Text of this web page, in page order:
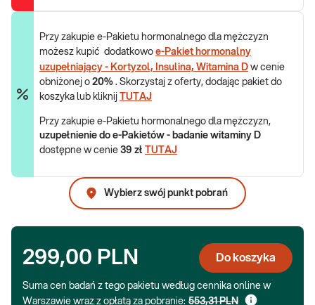
Przy zakupie e-Pakietu hormonalnego dla mężczyzn
możesz kupić dodatkowo e-Pakiet hormonalny
uzupełniający - Kortyzol, Insulina, Witamina D w cenie
obniżonej o 20% . Skorzystaj z oferty, dodając pakiet do
koszyka lub kliknij
TUTAJ
Przy zakupie e-Pakietu hormonalnego dla mężczyzn,
uzupełnienie do e-Pakietów - badanie witaminy D
dostępne w cenie 39 zł TUTAJ
Wybierz swój punkt pobrań
299,00 PLN Do koszyka
Suma cen badań z tego pakietu według cennika online w
Warszawie wraz z opłatą za pobranie: 553,31 PLN